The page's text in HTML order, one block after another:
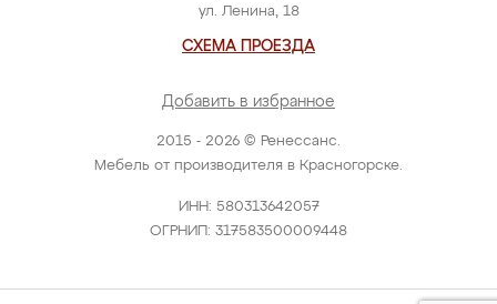
2015 - 2026 © Ренессанс.
Мебель от производителя в Красногорске.
ИНН: 580313642057
ОГРНИП: 317583500009448
ул. Ленина, 18
СХЕМА ПРОЕЗДА
Добавить в избранное